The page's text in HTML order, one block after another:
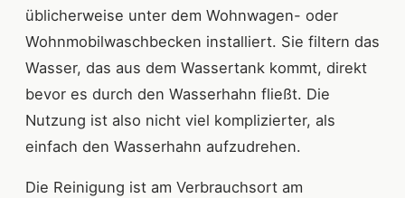
üblicherweise unter dem Wohnwagen- oder
Wohnmobilwaschbecken installiert. Sie filtern das
Wasser, das aus dem Wassertank kommt, direkt
bevor es durch den Wasserhahn fließt. Die
Nutzung ist also nicht viel komplizierter, als
einfach den Wasserhahn aufzudrehen.
Die Reinigung ist am Verbrauchsort am